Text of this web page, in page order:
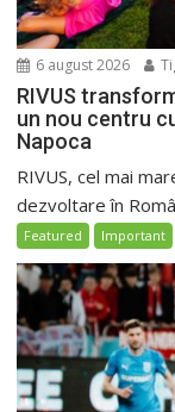
6 august 2026
RIVUS
un nou centru
Napoca
RIVUS, cel mai
dezvoltare în
Featured Important